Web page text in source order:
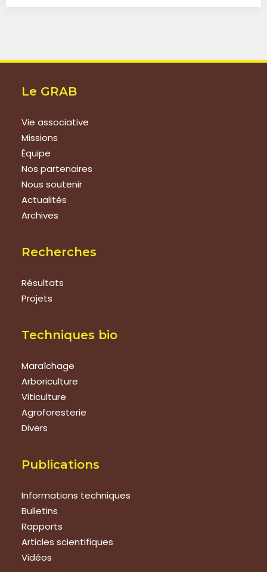
Le GRAB
Vie associative
Missions
Équipe
Nos partenaires
Nous soutenir
Actualités
Archives
Recherches
Résultats
Projets
Techniques bio
Maraîchage
Arboriculture
Viticulture
Agroforesterie
Divers
Publications
Informations techniques
Bulletins
Rapports
Articles scientifiques
Vidéos